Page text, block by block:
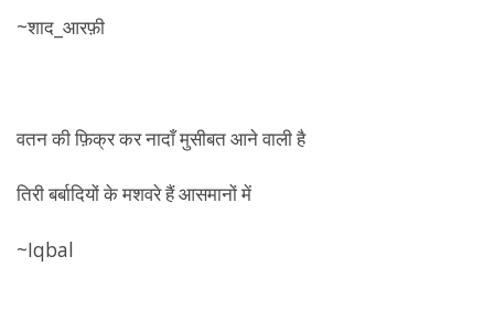
~शाद_आरफ़ी
वतन की फ़िक्र कर नादाँ मुसीबत आने वाली है
तिरी बर्बादियों के मशवरे हैं आसमानों में
~Iqbal